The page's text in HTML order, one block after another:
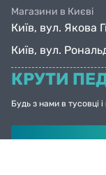
Магазини в Києві
Київ, вул. Якова
Київ, вул.
КРУТИ
Будь з нами в тусовці